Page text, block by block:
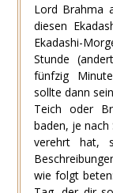
Lord Brahma
diesen
Ekadashi-
Stunde
fünfzig
sollte dann
Teich oder
baden, je nach
verehrt hat,
wie folgt